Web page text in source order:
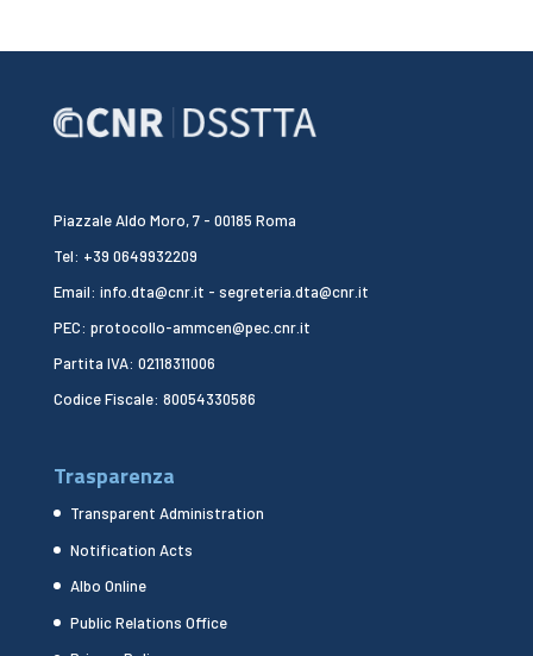
Piazzale Aldo Moro, 7 - 00185 Roma
Tel: +39 0649932209
Email: info.dta@cnr.it - segreteria.dta@cnr.it
PEC: protocollo-ammcen@pec.cnr.it
Partita IVA: 02118311006
Codice Fiscale: 80054330586
Trasparenza
Transparent Administration
Notification Acts
Albo Online
Public Relations Office